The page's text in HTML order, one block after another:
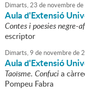
Dimarts,23 de novembrede
Aula d'Extensió
Contes i poesies negre-
escriptor
Dimarts,9 de novembrede
Aula d'Extensió
Taoïsme. Confucia
Pompeu Fabra